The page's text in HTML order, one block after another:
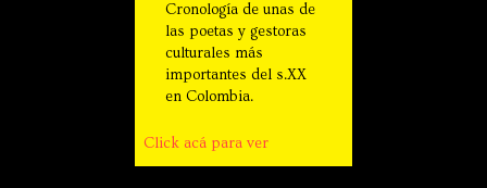
Cronología de unas de
las poetas y gestoras
culturales más
importantes del s.XX
en Colombia.
Click acá para ver